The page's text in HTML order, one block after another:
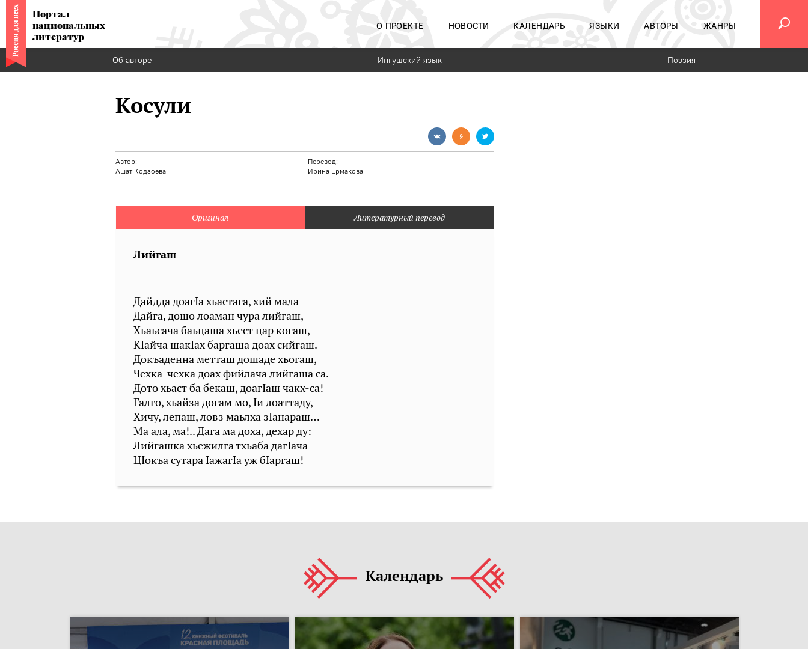
Портал
национальных
литератур
О ПРОЕКТЕ НОВОСТИ КАЛЕНДАРЬ ЯЗЫКИ АВТОРЫ ЖАНРЫ
Об авторе Ингушский язык Поэзия
Косули
Автор:
Ашат Кодзоева
Перевод:
Ирина Ермакова
Оригинал Литературный перевод
Лийгаш
Дайдда доагӀа хьастага, хий мала
Дайга, дошо лоаман чура лийгаш,
Хьаьсача баьцаша хьест цар когаш,
КӀайча шакӀах баргаша доах сийгаш.
Докъаденна метташ дошаде хьогаш,
Чехка-чехка доах фийлача лийгаша са.
Дото хьаст ба бекаш, доагӀаш чакх-са!
Галго, хьайза догам мо, Ӏи лоаттаду,
Хичу, лепаш, ловз маьлха зӀанараш…
Ма ала, ма!.. Дага ма доха, дехар ду:
Лийгашка хьежилга тхьаба дагӀача
ЦӀокъа сутара ӀажагӀа уж бӀаргаш!
Календарь